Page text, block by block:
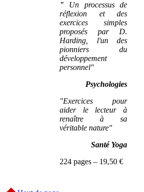
" Un processus de
réflexion et des
exercices simples
proposés par D.
Harding, l'un des
pionniers du
développement
personnel"
Psychologies
"Exercices pour
aider le lecteur à
renaître à sa
véritable nature"
Santé Yoga
224 pages – 19,50 €